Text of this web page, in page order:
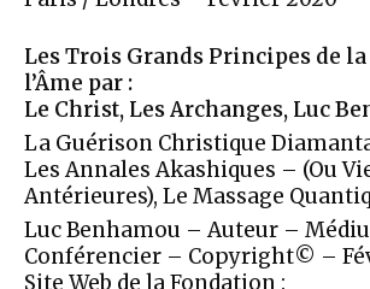
Les Trois Grands Principes de
l’Âme par :
Le Christ, Les Archanges, Luc
La Guérison Christique
Les Annales Akashiques – (Ou
Antérieures), Le Massage
Luc Benhamou – Auteur –
Conférencier – Copyright© –
Site Web de la Fondation :